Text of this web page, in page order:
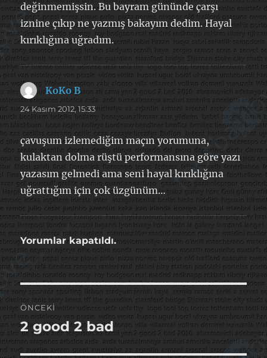
değinmemişsin. Bu bayram gününde çarşı
iznine çıkıp ne yazmış bakayım dedim. Hayal
kırıklığına uğradım.
KoKo Bdedi
ki:
24 Kasım 2012, 15:33
çavuşum izlemediğim maçın yorumuna,
kulaktan dolma rüştü performansına göre yazı
yazasım gelmedi ama seni hayal kırıklığına
uğrattığım için çok üzgünüm…
Yorumlar kapatıldı.
Yazı
gezinmesi
ÖNCEKI
Önceki
yazı:
2 good 2 bad